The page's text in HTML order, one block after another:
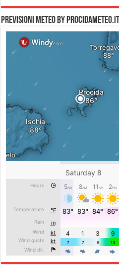
PREVISIONI METEO by PROCIDAMETEO.IT